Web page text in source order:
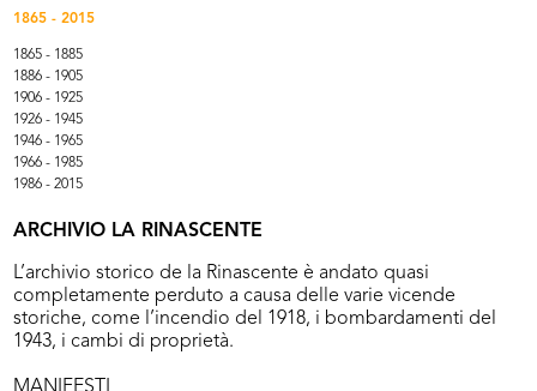
1865 - 2015
1865 - 1885
1886 - 1905
1906 - 1925
1926 - 1945
1946 - 1965
1966 - 1985
1986 - 2015
ARCHIVIO LA RINASCENTE
L’archivio storico de la Rinascente è andato quasi
completamente perduto a causa delle varie vicende
storiche, come l’incendio del 1918, i bombardamenti del
1943, i cambi di proprietà.